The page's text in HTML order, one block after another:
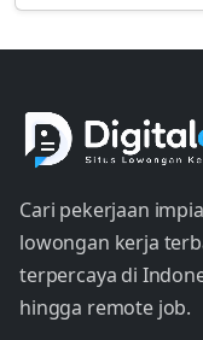
Cari pekerjaan
lowongan kerja
terpercaya di
hingga remote job.